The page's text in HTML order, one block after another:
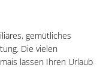
gemütliches
Die vielen
lassen Ihren Urlaub